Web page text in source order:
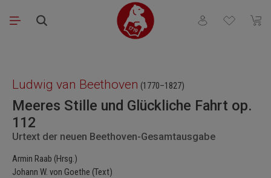
Zum Hauptinhalt springen
Du hast 0
Ludwig van Beethoven (1770–1827)
Meeres Stille und Glückliche Fahrt op.
112
Urtext der neuen Beethoven-Gesamtausgabe
Armin Raab (Hrsg.)
Johann W. von Goethe (Text)